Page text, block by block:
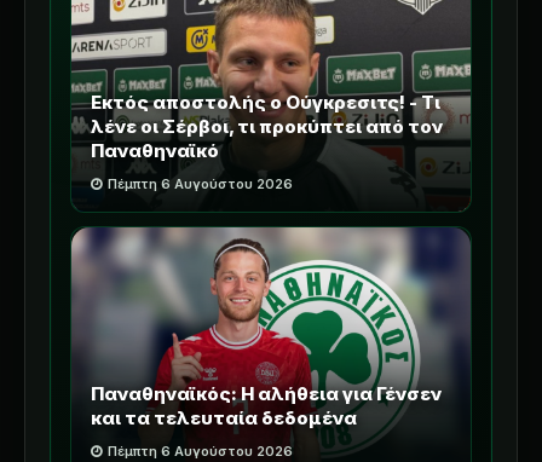
Εκτός αποστολής ο Ούγκρεσιτς! - Τι
λένε οι Σέρβοι, τι προκύπτει από τον
Παναθηναϊκό
Πέμπτη 6 Αυγούστου 2026
Παναθηναϊκός: Η αλήθεια για Γένσεν
και τα τελευταία δεδομένα
Πέμπτη 6 Αυγούστου 2026